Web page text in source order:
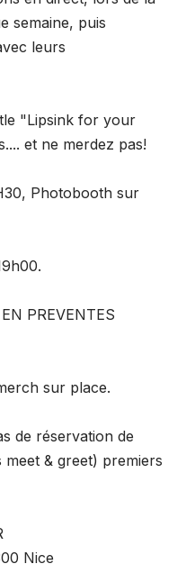
semaine, puis
leurs
"Lipsink for your
et ne merdez pas!
Photobooth sur
PREVENTES
sur place.
de réservation de
& greet) premiers
Nice